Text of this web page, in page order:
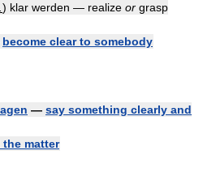
) klar werden — realize or grasp
become clear to somebody
— say something clearly and
matter